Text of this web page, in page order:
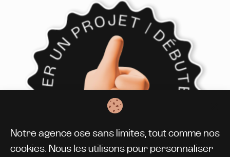
Notre agence ose sans limites, tout comme nos
cookies. Nous les utilisons pour personnaliser